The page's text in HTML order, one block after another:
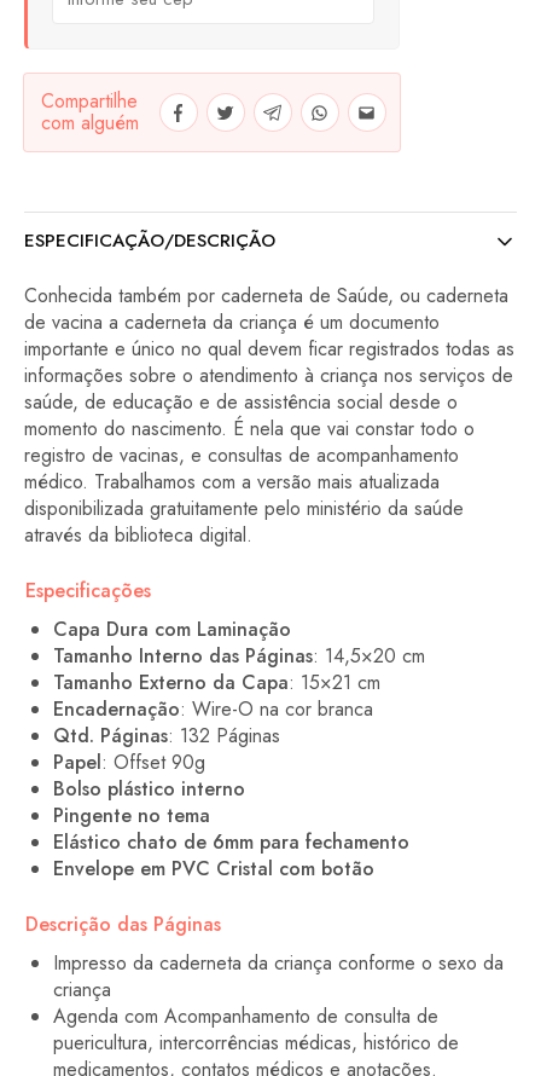
Compartilhe
com alguém
ESPECIFICAÇÃO/DESCRIÇÃO
Conhecida também por caderneta de Saúde, ou caderneta
de vacina a caderneta da criança é um documento
importante e único no qual devem ficar registrados todas as
informações sobre o atendimento à criança nos serviços de
saúde, de educação e de assistência social desde o
momento do nascimento. É nela que vai constar todo o
registro de vacinas, e consultas de acompanhamento
médico. Trabalhamos com a versão mais atualizada
disponibilizada gratuitamente pelo ministério da saúde
através da biblioteca digital.
Especificações
Capa Dura com Laminação
Tamanho Interno das Páginas: 14,5×20 cm
Tamanho Externo da Capa: 15×21 cm
Encadernação: Wire-O na cor branca
Qtd. Páginas: 132 Páginas
Papel: Offset 90g
Bolso plástico interno
Pingente no tema
Elástico chato de 6mm para fechamento
Envelope em PVC Cristal com botão
Descrição das Páginas
Impresso da caderneta da criança conforme o sexo da
criança
Agenda com Acompanhamento de consulta de
puericultura, intercorrências médicas, histórico de
medicamentos, contatos médicos e anotações.